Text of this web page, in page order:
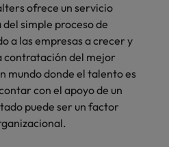
ofrece un servicio
simple proceso de
a las empresas a crecer y
contratación del mejor
mundo donde el talento es
con el apoyo de un
puede ser un factor